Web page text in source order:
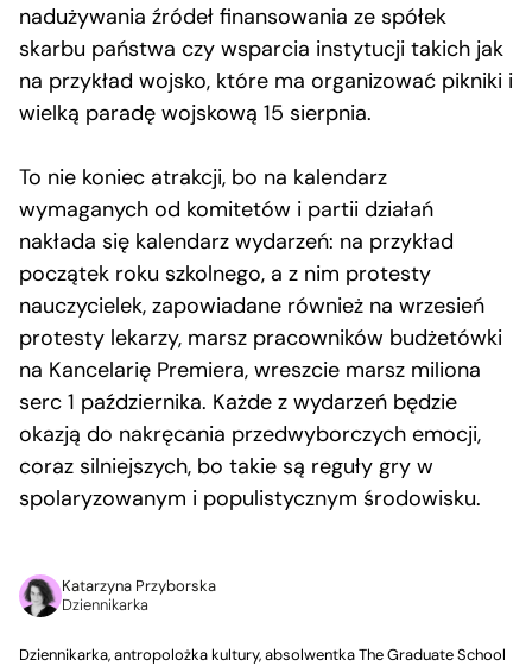
nadużywania źródeł finansowania ze spółek
skarbu państwa czy wsparcia instytucji takich jak
na przykład wojsko, które ma organizować pikniki i
wielką paradę wojskową 15 sierpnia.
To nie koniec atrakcji, bo na kalendarz
wymaganych od komitetów i partii działań
nakłada się kalendarz wydarzeń: na przykład
początek roku szkolnego, a z nim protesty
nauczycielek, zapowiadane również na wrzesień
protesty lekarzy, marsz pracowników budżetówki
na Kancelarię Premiera, wreszcie marsz miliona
serc 1 października. Każde z wydarzeń będzie
okazją do nakręcania przedwyborczych emocji,
coraz silniejszych, bo takie są reguły gry w
spolaryzowanym i populistycznym środowisku.
Katarzyna Przyborska
Dziennikarka
Dziennikarka, antropolożka kultury, absolwentka The Graduate School